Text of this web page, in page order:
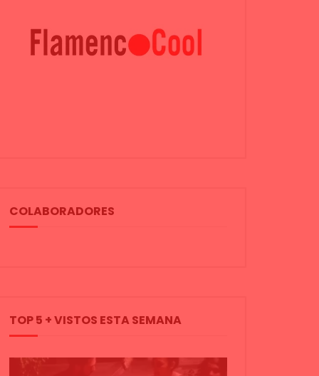
COLABORADORES
TOP 5 + VISTOS ESTA SEMANA